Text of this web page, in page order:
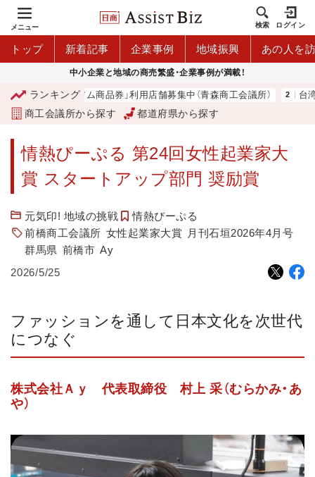
メニュー 検索 ログイン
トップ 新着記事 企業事例 地域振興 あの人を
中小企業と地域の商売繁盛・企業事例が満載！
ランキング
森市プレミアム商品券」利用店舗募集中（青森商工会議所） 台湾2団
商工会議所から探す 都道府県から探す
情熱ぴーぷる 第24回女性起業家大
賞 スタートアップ部門 奨励賞
元気印! 地域の挑戦
情熱ぴーぷる
前橋商工会議所 女性起業家大賞
月刊石垣2026年4月号
群馬県 前橋市 Ay
2026/5/25
ファッションを通して日本文化を次世代
につなぐ
株式会社Ａｙ 代表取締役 村上 采（むらかみ・あ
や）